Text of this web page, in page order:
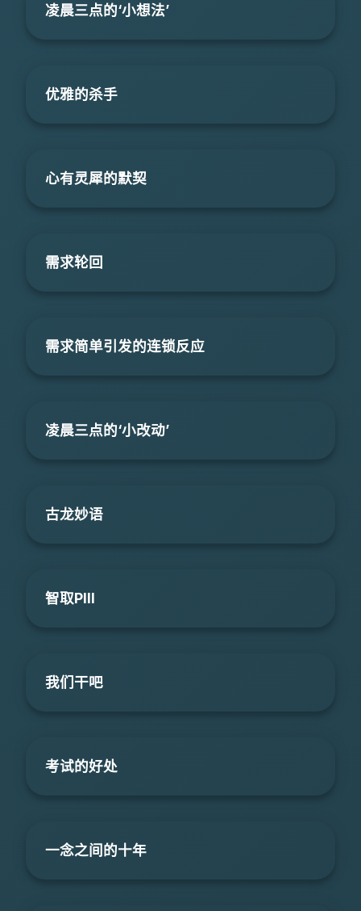
凌晨三点的‘小想法’
优雅的杀手
心有灵犀的默契
需求轮回
需求简单引发的连锁反应
凌晨三点的‘小改动’
古龙妙语
智取PIII
我们干吧
考试的好处
一念之间的十年